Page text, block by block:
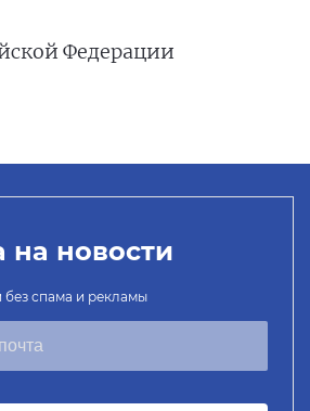
Федерации
на новости
спама и рекламы